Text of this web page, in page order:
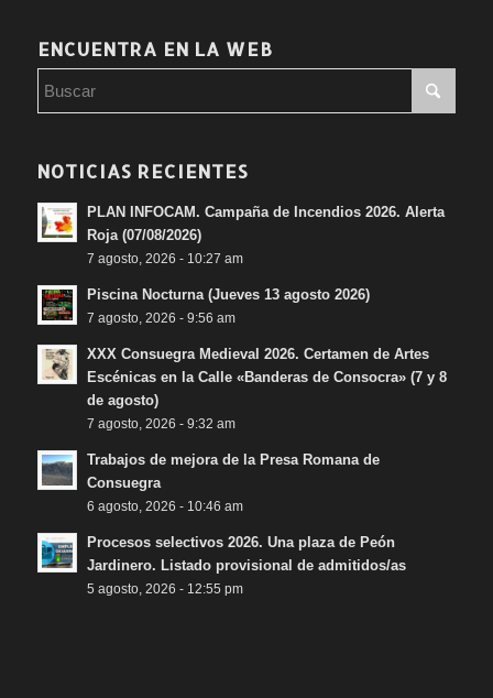
ENCUENTRA EN LA WEB
NOTICIAS RECIENTES
PLAN INFOCAM. Campaña de Incendios 2026. Alerta
Roja (07/08/2026)
7 agosto, 2026 - 10:27 am
Piscina Nocturna (Jueves 13 agosto 2026)
7 agosto, 2026 - 9:56 am
XXX Consuegra Medieval 2026. Certamen de Artes
Escénicas en la Calle «Banderas de Consocra» (7 y 8
de agosto)
7 agosto, 2026 - 9:32 am
Trabajos de mejora de la Presa Romana de
Consuegra
6 agosto, 2026 - 10:46 am
Procesos selectivos 2026. Una plaza de Peón
Jardinero. Listado provisional de admitidos/as
5 agosto, 2026 - 12:55 pm